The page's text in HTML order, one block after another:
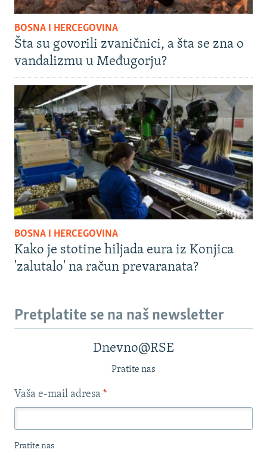
BOSNA I HERCEGOVINA
Šta su govorili zvaničnici, a šta se zna o
vandalizmu u Međugorju?
BOSNA I HERCEGOVINA
Kako je stotine hiljada eura iz Konjica
'zalutalo' na račun prevaranata?
Pretplatite se na naš newsletter
Dnevno@RSE
Pratite nas
Vaša e-mail adresa *
Pratite nas